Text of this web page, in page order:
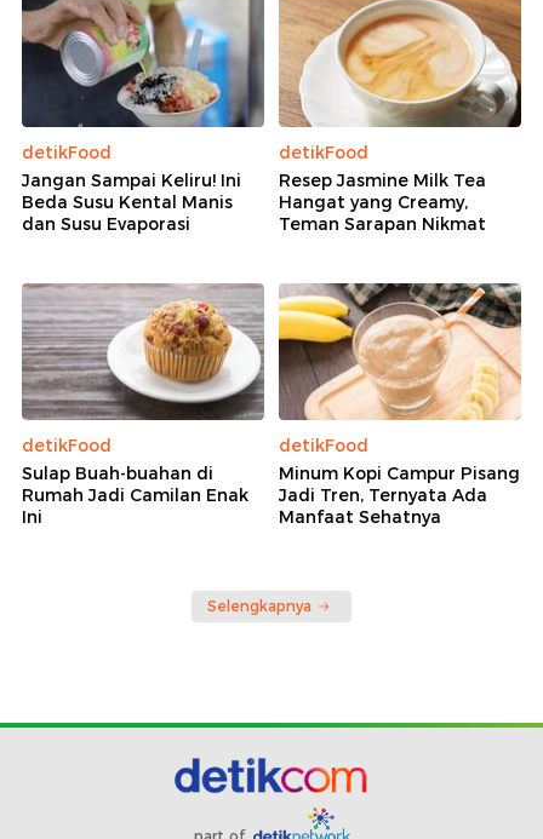
detikFood
Jangan Sampai Keliru! Ini
Beda Susu Kental Manis
dan Susu Evaporasi
detikFood
Resep Jasmine Milk Tea
Hangat yang Creamy,
Teman Sarapan Nikmat
detikFood
Sulap Buah-buahan di
Rumah Jadi Camilan Enak
Ini
detikFood
Minum Kopi Campur Pisang
Jadi Tren, Ternyata Ada
Manfaat Sehatnya
Selengkapnya